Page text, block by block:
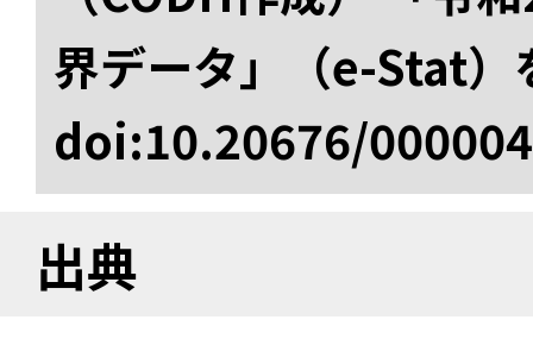
界データ」（e-Stat）
doi:10.20676/
出典